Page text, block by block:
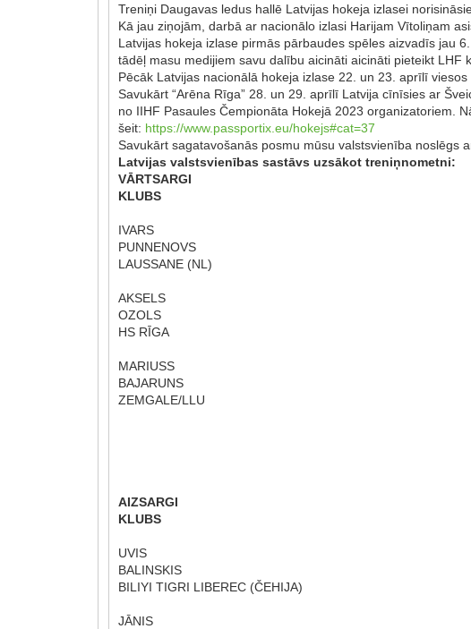
Treniņi Daugavas ledus hallē Latvijas hokeja izlasei
Kā jau ziņojām, darbā ar nacionālo izlasi Harijam Vītoliņam
Latvijas hokeja izlase pirmās pārbaudes spēles aizvadīs jau
tādēļ masu medijiem savu dalību aicināti aicināti pieteikt LHF
Pēcāk Latvijas nacionālā hokeja izlase 22. un 23. aprīlī viesos
Savukārt “Arēna Rīga” 28. un 29. aprīlī Latvija cīnīsies ar
no IIHF Pasaules Čempionāta Hokejā 2023 organizatoriem.
šeit: https://www.passportix.eu/hokejs#cat=37
Savukārt sagatavošanās posmu mūsu valstsvienība noslēgs
Latvijas valstsvienības sastāvs uzsākot treniņnometni:
VĀRTSARGI
KLUBS
IVARS
PUNNENOVS
LAUSSANE (NL)
AKSELS
OZOLS
HS RĪGA
MARIUSS
BAJARUNS
ZEMGALE/LLU
AIZSARGI
KLUBS
UVIS
BALINSKIS
BILIYI TIGRI LIBEREC (ČEHIJA)
JĀNIS